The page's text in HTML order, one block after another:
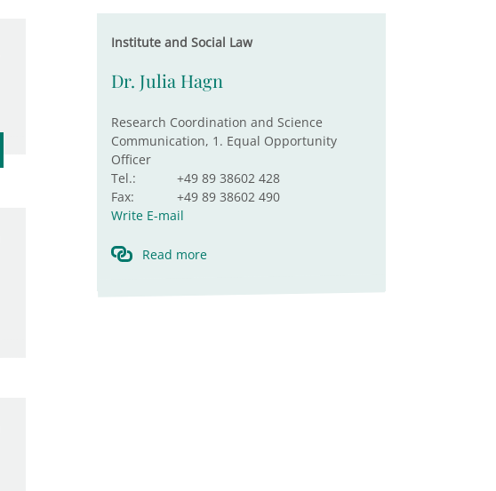
Institute and Social Law
Dr. Julia Hagn
Research Coordination and Science
Communication, 1. Equal Opportunity
Officer
Tel.:
+49 89 38602 428
Fax:
+49 89 38602 490
Write E-mail
Read more